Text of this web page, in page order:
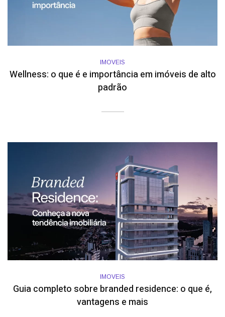
IMOVEIS
Wellness: o que é e importância em imóveis de alto
padrão
IMOVEIS
Guia completo sobre branded residence: o que é,
vantagens e mais